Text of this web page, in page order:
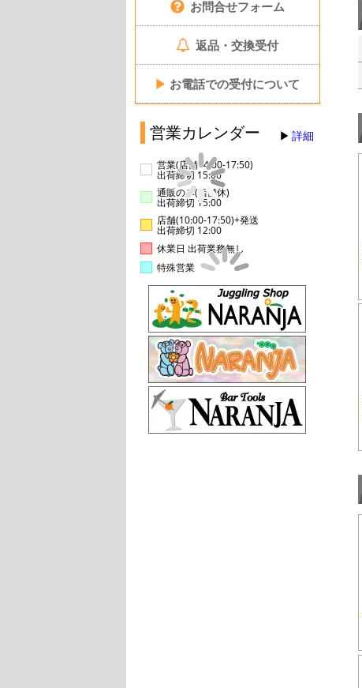
お問合せフォーム
返品・交換受付
▶ お電話での受付について
営業カレンダー 詳細
営業(店舗14:00-17:50)
出荷締切 15:00
通販のみ(店舗休)
出荷締切 15:00
店舗(10:00-17:50)+発送
出荷締切 12:00
休業日 出荷業務無し
特殊営業